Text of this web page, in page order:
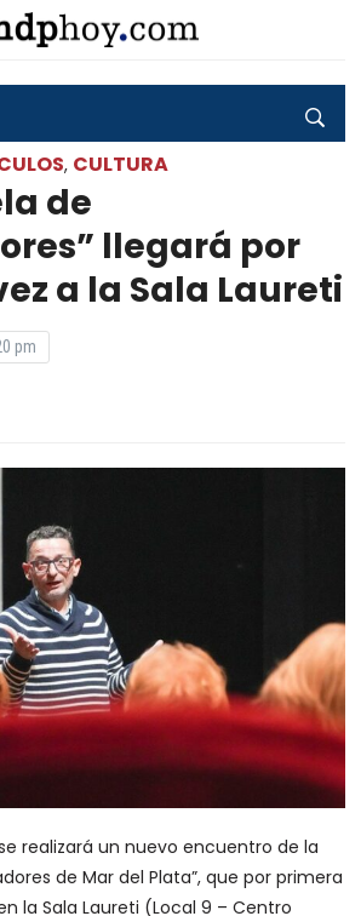
, CULTURA
de
llegará por
a la Sala Laureti
pm
realizará un nuevo encuentro de la
de Mar del Plata”, que por primera
la Sala Laureti (Local 9 – Centro